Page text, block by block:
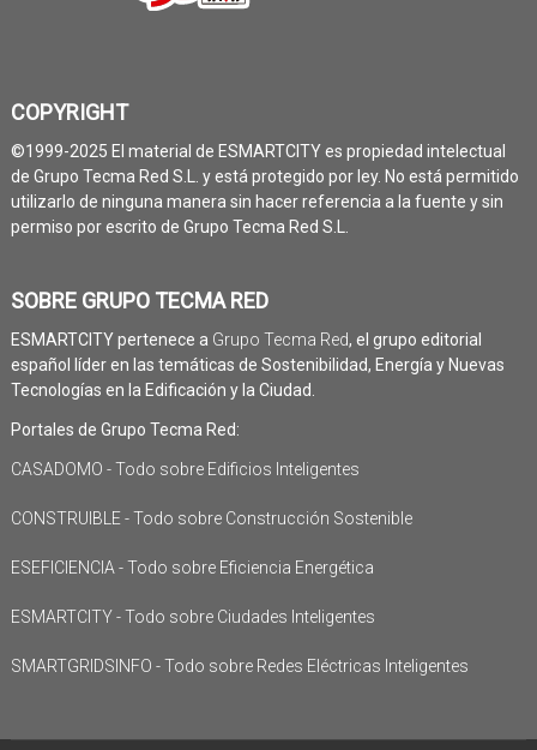
COPYRIGHT
©1999-2025 El material de ESMARTCITY es propiedad intelectual
de Grupo Tecma Red S.L. y está protegido por ley. No está permitido
utilizarlo de ninguna manera sin hacer referencia a la fuente y sin
permiso por escrito de Grupo Tecma Red S.L.
SOBRE GRUPO TECMA RED
ESMARTCITY pertenece a Grupo Tecma Red, el grupo editorial
español líder en las temáticas de Sostenibilidad, Energía y Nuevas
Tecnologías en la Edificación y la Ciudad.
Portales de Grupo Tecma Red:
CASADOMO - Todo sobre Edificios Inteligentes
CONSTRUIBLE - Todo sobre Construcción Sostenible
ESEFICIENCIA - Todo sobre Eficiencia Energética
ESMARTCITY - Todo sobre Ciudades Inteligentes
SMARTGRIDSINFO - Todo sobre Redes Eléctricas Inteligentes